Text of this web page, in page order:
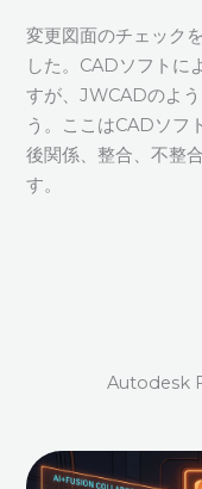
変更図面のチェック
した。CADソフトに
すが、JWCADのよ
う。ここはCADソフ
後関係、整合、不整
す。
Autodesk